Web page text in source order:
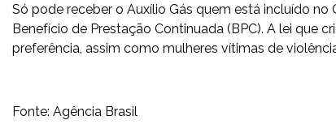
Só pode receber o Auxílio Gás quem está incluído
Benefício de Prestação Continuada (BPC). A lei que
preferência, assim como mulheres vítimas de
Fonte: Agência Brasil